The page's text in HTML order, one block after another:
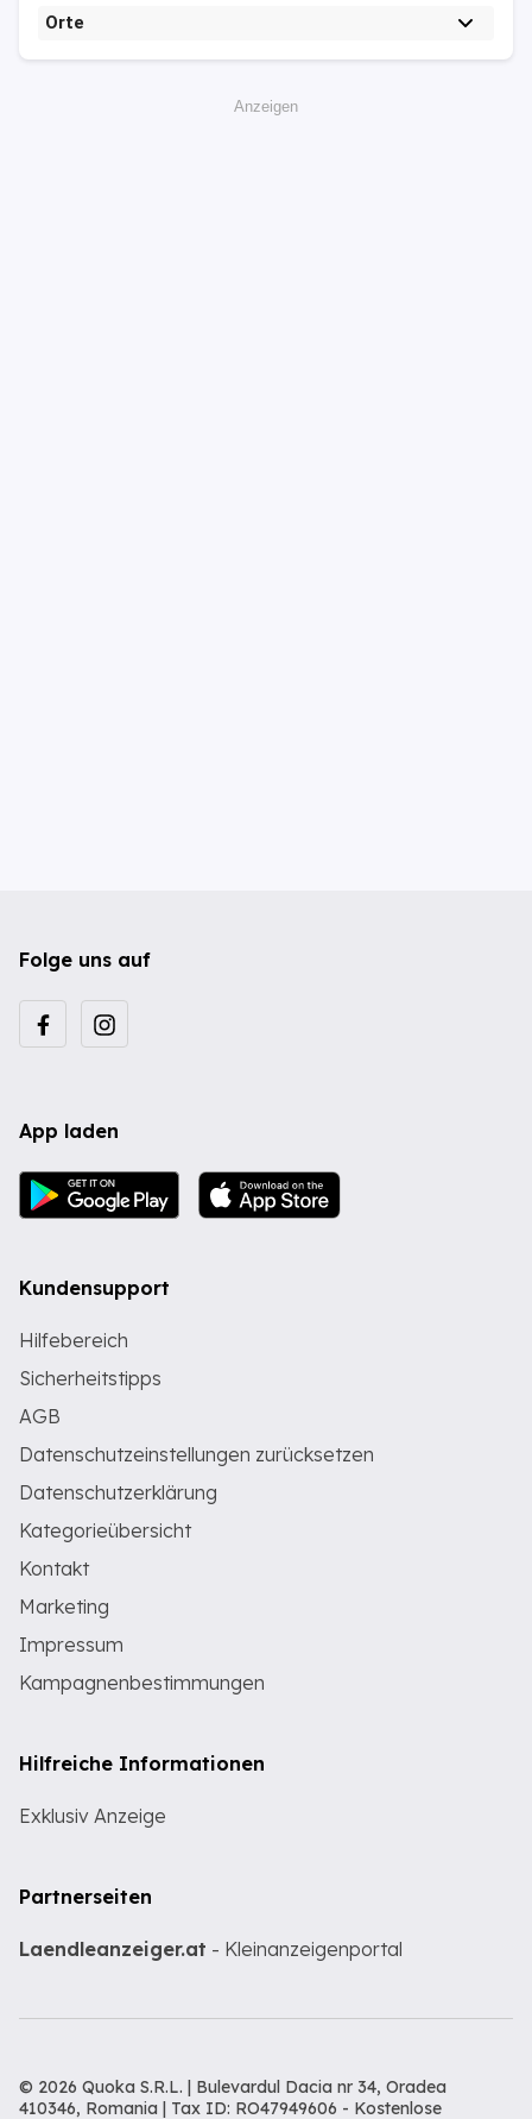
Orte
Anzeigen
Folge uns auf
App laden
Kundensupport
Hilfebereich
Sicherheitstipps
AGB
Datenschutzeinstellungen zurücksetzen
Datenschutzerklärung
Kategorieübersicht
Kontakt
Marketing
Impressum
Kampagnenbestimmungen
Hilfreiche Informationen
Exklusiv Anzeige
Partnerseiten
Laendleanzeiger.at - Kleinanzeigenportal
© 2026 Quoka S.R.L. | Bulevardul Dacia nr 34, Oradea
410346, Romania | Tax ID: RO47949606 - Kostenlose